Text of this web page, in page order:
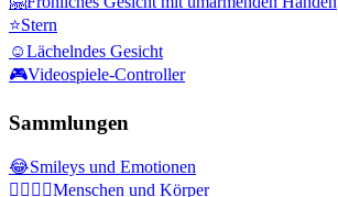
⭐Stern
☺️Lächelndes Gesicht
🎮Videospiele-Controller
Sammlungen
😂Smileys und Emotionen
👩‍❤️‍💋‍👨Menschen und Körper